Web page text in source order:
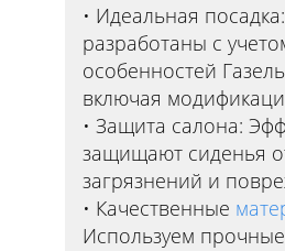
Идеальная
разработаны с
особенностей
включая
Защита салона:
защищают сиденья
загрязнений и
Качественные
Используем